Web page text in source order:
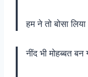
हम ने तो बोसा
नींद भी मोहब्बत बन